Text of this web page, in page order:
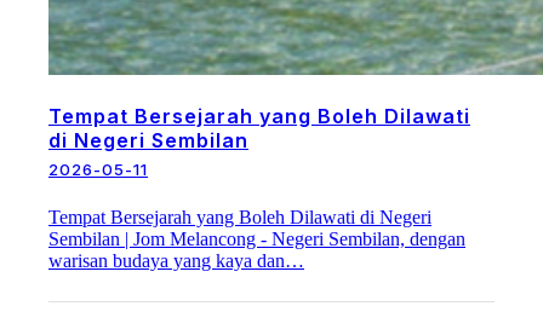
Tempat Bersejarah yang Boleh Dilawati
di Negeri Sembilan
2026-05-11
Tempat Bersejarah yang Boleh Dilawati di Negeri
Sembilan | Jom Melancong - Negeri Sembilan, dengan
warisan budaya yang kaya dan…